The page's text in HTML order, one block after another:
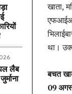
लैब
खाता,
था।
बचत
09